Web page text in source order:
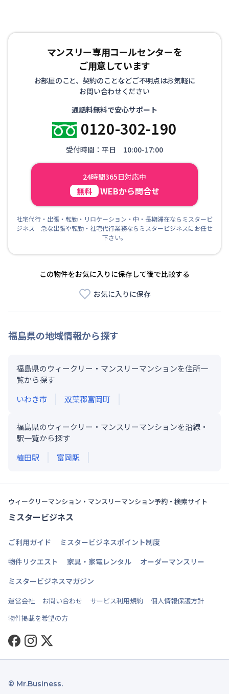
マンスリー専用コールセンターを
ご用意しています
お部屋のこと、契約のことなどご不明点はお気軽に
お問い合わせください
通話料無料で安心サポート
0120-302-190
受付時間：平日 10:00-17:00
24時間365日対応中
無料 WEBから問合せ
社宅代行・出張・転勤・リロケーション・中・長期滞在ならミスタービ
ジネス 急な出張や転勤・社宅代行業務ならミスタービジネスにお任せ
下さい。
この物件をお気に入りに保存して後で比較する
お気に入りに保存
福島県の地域情報から探す
福島県のウィークリー・マンスリーマンションを住所一
覧から探す
いわき市
双葉郡富岡町
福島県のウィークリー・マンスリーマンションを沿線・
駅一覧から探す
植田駅 富岡駅
ウィークリーマンション・マンスリーマンション予約・検索サイト
ミスタービジネス
ご利用ガイド
ミスタービジネスポイント制度
物件リクエスト
家具・家電レンタル
オーダーマンスリー
ミスタービジネスマガジン
運営会社 お問い合わせ サービス利用規約
個人情報保護方針
物件掲載を希望の方
Facebook
Instagram
Twitter
© Mr.Business.